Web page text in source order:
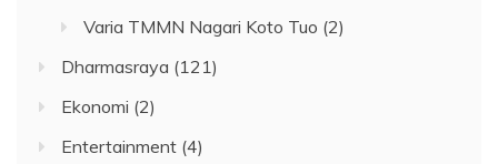
Varia TMMN Nagari Koto Tuo (2)
Dharmasraya (121)
Ekonomi (2)
Entertainment (4)